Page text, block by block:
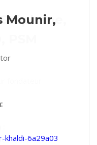
fondateur